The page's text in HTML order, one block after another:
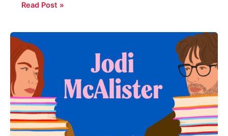
Read Post »
Jodi
McAlister:
Szerelem
felsőfokon